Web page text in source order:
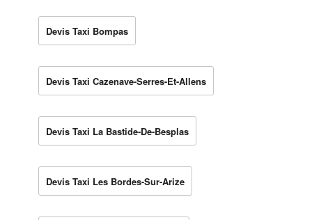
Devis Taxi Bompas
Devis Taxi Cazenave-Serres-Et-Allens
Devis Taxi La Bastide-De-Besplas
Devis Taxi Les Bordes-Sur-Arize